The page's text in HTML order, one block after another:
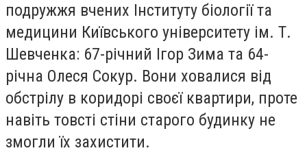
подружжя вчених Інституту біології та
медицини Київського університету ім. Т.
Шевченка: 67-річний Ігор Зима та 64-
річна Олеся Сокур. Вони ховалися від
обстрілу в коридорі своєї квартири, проте
навіть товсті стіни старого будинку не
змогли їх захистити.